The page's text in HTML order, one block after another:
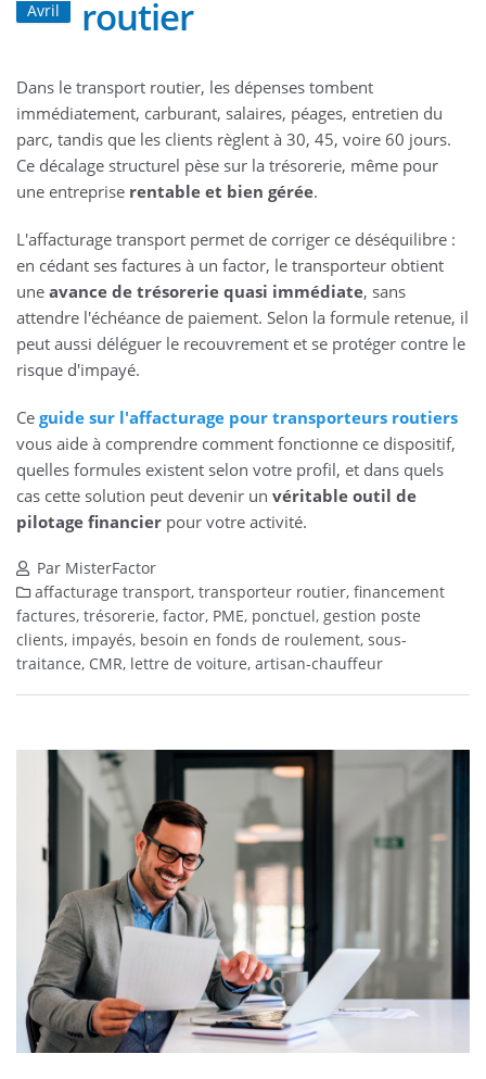
Avril
routier
Dans le transport routier, les dépenses tombent
immédiatement, carburant, salaires, péages, entretien du
parc, tandis que les clients règlent à 30, 45, voire 60 jours.
Ce décalage structurel pèse sur la trésorerie, même pour
une entreprise rentable et bien gérée.
L'affacturage transport permet de corriger ce déséquilibre :
en cédant ses factures à un factor, le transporteur obtient
une avance de trésorerie quasi immédiate, sans
attendre l'échéance de paiement. Selon la formule retenue, il
peut aussi déléguer le recouvrement et se protéger contre le
risque d'impayé.
Ce guide sur l'affacturage pour transporteurs routiers
vous aide à comprendre comment fonctionne ce dispositif,
quelles formules existent selon votre profil, et dans quels
cas cette solution peut devenir un véritable outil de
pilotage financier pour votre activité.
Par MisterFactor
affacturage transport, transporteur routier, financement
factures, trésorerie, factor, PME, ponctuel, gestion poste
clients, impayés, besoin en fonds de roulement, sous-
traitance, CMR, lettre de voiture, artisan-chauffeur